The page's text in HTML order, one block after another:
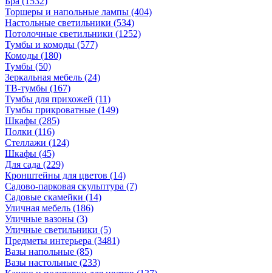
Торшеры и напольные лампы (404)
Настольные светильники (534)
Потолочные светильники (1252)
Тумбы и комоды (577)
Комоды (180)
Тумбы (50)
Зеркальная мебель (24)
ТВ-тумбы (167)
Тумбы для прихожей (11)
Тумбы прикроватные (149)
Шкафы (285)
Полки (116)
Стеллажи (124)
Шкафы (45)
Для сада (229)
Кронштейны для цветов (14)
Садово-парковая скульптура (7)
Садовые скамейки (14)
Уличная мебель (186)
Уличные вазоны (3)
Уличные светильники (5)
Предметы интерьера (3481)
Вазы напольные (85)
Вазы настольные (233)